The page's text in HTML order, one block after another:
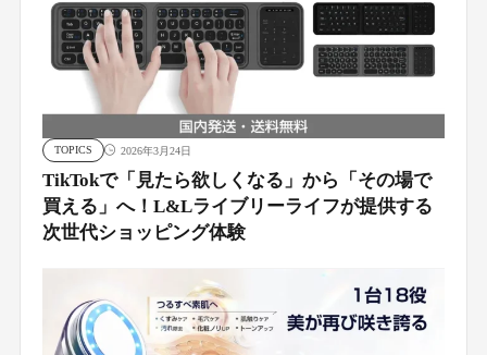
TOPICS 2026年3月24日
TikTokで「見たら欲しくなる」から「その場で
買える」へ！L&Lライブリーライフが提供する
次世代ショッピング体験